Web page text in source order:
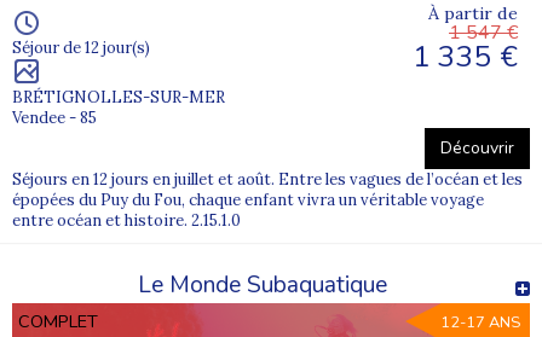
Séjour de 12 jour(s)
BRÉTIGNOLLES-SUR-MER
Vendee - 85
À partir de
1 547 €
1 335 €
Découvrir
Séjours en 12 jours en juillet et août. Entre les vagues de l’océan et les
épopées du Puy du Fou, chaque enfant vivra un véritable voyage
entre océan et histoire. 2.15.1.0
Le Monde Subaquatique
COMPLET 12-17 ANS